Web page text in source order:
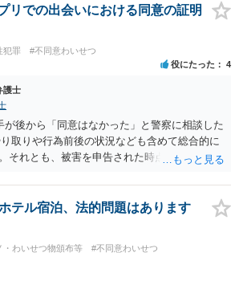
おいて「性交等」という。）をした者は、婚姻
、5年以上の有期拘禁刑に処する。 第176条 1
その他これらに類する行為又は事由により、
、表明し若しくは全うすることが困難な状態
ることに乗じて、わいせつな行為をした者
かわらず、6月以上10年以下の拘禁刑に処す
は薬物を摂取させること又はそれらの影響が
すから、アルコール摂取だけでなく、「同意
明し若しくは全うすることが困難な状態」で
リでの出会いにおける同意の証明
犯罪 #不同意わいせつ
役にたった 4
護士
後から「同意はなかった」と警察に相談した
取りや行為前後の状況なども含めて総合的に
それとも、被害を申告された時点で私がかな
て数件経験していますが、いずれも警察の対
年は、いわゆる異性間のトラブルから報復的
いせつの罪の被害届が出される事案が頻発し
捕をしないよう慎重になっているため、まず
等の履歴をすべて統括的に縦覧して、
が本当に信用できるものか」を見極めてから
テル宿泊、法的問題はあります
・わいせつ物頒布等
#不同意わいせつ